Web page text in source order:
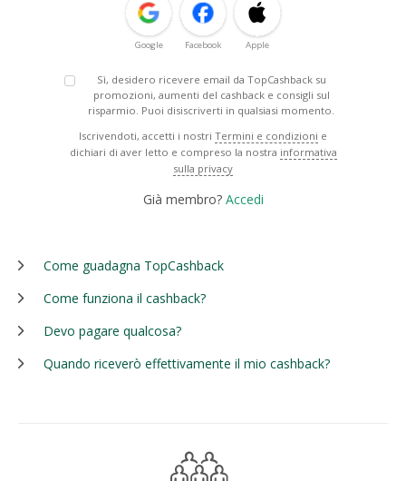
Google Facebook Apple
Sì, desidero ricevere email da TopCashback su
promozioni, aumenti del cashback e consigli sul
risparmio. Puoi disiscriverti in qualsiasi momento.
Iscrivendoti, accetti i nostri Termini e condizioni e
dichiari di aver letto e compreso la nostra informativa
sulla privacy
Già membro? Accedi
Come guadagna TopCashback
Come funziona il cashback?
Devo pagare qualcosa?
Quando riceverò effettivamente il mio cashback?